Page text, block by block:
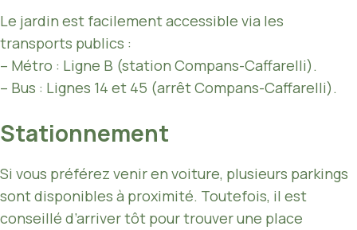
Le jardin est facilement accessible via les
transports publics :
– Métro : Ligne B (station Compans-Caffarelli).
– Bus : Lignes 14 et 45 (arrêt Compans-Caffarelli).
Stationnement
Si vous préférez venir en voiture, plusieurs parkings
sont disponibles à proximité. Toutefois, il est
conseillé d’arriver tôt pour trouver une place